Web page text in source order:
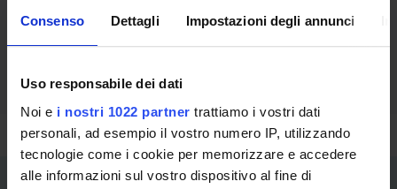
Consenso Dettagli Impostazioni degli annunci
Uso responsabile dei dati
Noi e i nostri 1022 partner trattiamo i vostri dati
personali, ad esempio il vostro numero IP, utilizzando
tecnologie come i cookie per memorizzare e accedere
alle informazioni sul vostro dispositivo al fine di
dott.ssa Valentina Biino
e-mail: valentina.biino@univr.it